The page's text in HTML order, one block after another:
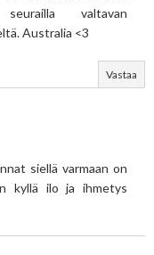
valtavan
Australia <3
Vastaa
siellä varmaan on
kyllä ilo ja ihmetys